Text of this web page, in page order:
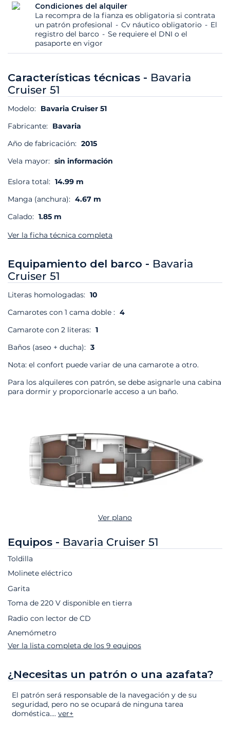
Condiciones del alquiler
La recompra de la fianza es obligatoria si contrata
un patrón profesional
Cv náutico obligatorio
El
registro del barco
Se requiere el DNI o el
pasaporte en vigor
Características técnicas - Bavaria
Cruiser 51
Modelo: Bavaria Cruiser 51
Fabricante: Bavaria
Año de fabricación: 2015
Vela mayor: sin información
Eslora total: 14.99 m
Manga (anchura): 4.67 m
Calado: 1.85 m
Ver la ficha técnica completa
Equipamiento del barco - Bavaria
Cruiser 51
Literas homologadas: 10
Camarotes con 1 cama doble : 4
Camarote con 2 literas: 1
Baños (aseo + ducha): 3
Nota: el confort puede variar de una camarote a otro.
Para los alquileres con patrón, se debe asignarle una cabina
para dormir y proporcionarle acceso a un baño.
Ver plano
Equipos - Bavaria Cruiser 51
Toldilla
Molinete eléctrico
Garita
Toma de 220 V disponible en tierra
Radio con lector de CD
Anemómetro
Ver la lista completa de los 9 equipos
¿Necesitas un patrón o una azafata?
El patrón será responsable de la navegación y de su
seguridad, pero no se ocupará de ninguna tarea
doméstica.... ver+